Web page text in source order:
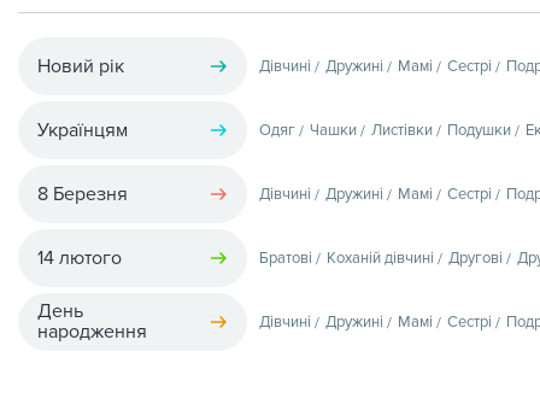
Новий рік Дівчині Дружині Мамі Сестрі
Українцям Одяг Чашки Листівки Подушки
8 Березня Дівчині Дружині Мамі Сестрі
14 лютого Братові Коханій дівчині Другові
День
народження
Дівчині Дружині Мамі Сестрі